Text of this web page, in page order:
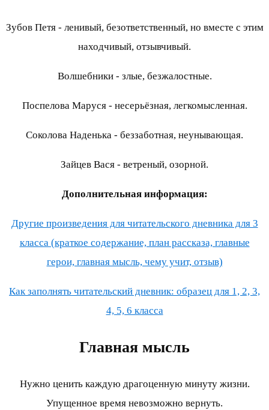
Зубов Петя - ленивый, безответственный, но вместе с этим
находчивый, отзывчивый.
Волшебники - злые, безжалостные.
Поспелова Маруся - несерьёзная, легкомысленная.
Соколова Наденька - беззаботная, неунывающая.
Зайцев Вася - ветреный, озорной.
Дополнительная информация:
Другие произведения для читательского дневника для 3
класса (краткое содержание, план рассказа, главные
герои, главная мысль, чему учит, отзыв)
Как заполнять читательский дневник: образец для 1, 2, 3,
4, 5, 6 класса
Главная мысль
Нужно ценить каждую драгоценную минуту жизни.
Упущенное время невозможно вернуть.